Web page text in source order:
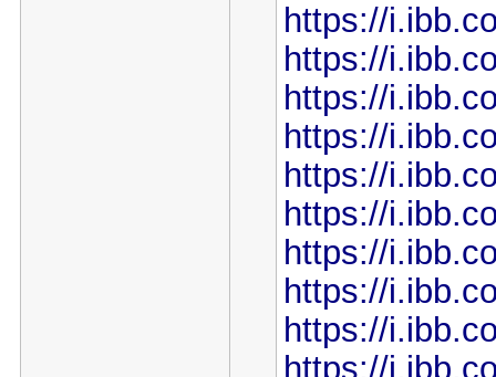
https://
https://
https://
https://
https://
https://
https://
https://
https://
https://